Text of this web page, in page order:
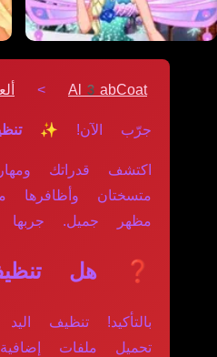
Al3abCoat
>
جرّب الآن! ✨
اكتشف قدراتك
متسختان
مظهر جميل. جربها
❓ هل
بالتأكيد! تنظيف
تحميل ملفات